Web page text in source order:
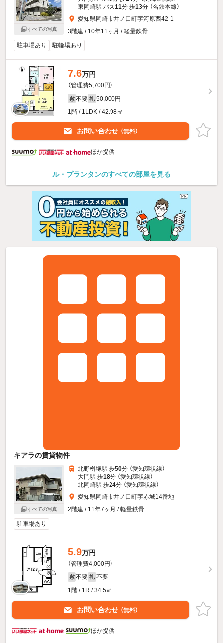
すべての写真
東岡崎駅 バス11分 歩13分 （名鉄本線）
愛知県岡崎市井ノ口町字河原西42-1
3階建 / 10年11ヶ月 / 軽量鉄骨
駐車場あり
駐輪場あり
7.6万円
（管理費5,700円）
敷 不要 礼 50,000円
1階 / 1LDK / 42.98㎡
お問い合わせ （無料）
ほか提供
ル・プランタンのすべての部屋を見る
キアラの賃貸物件
すべての写真
北野桝塚駅 歩50分 （愛知環状線）
大門駅 歩18分 （愛知環状線）
北岡崎駅 歩24分 （愛知環状線）
愛知県岡崎市井ノ口町字赤城14番地
2階建 / 11年7ヶ月 / 軽量鉄骨
駐車場あり
5.9万円
（管理費4,000円）
敷 不要 礼 不要
1階 / 1R / 34.5㎡
お問い合わせ （無料）
ほか提供